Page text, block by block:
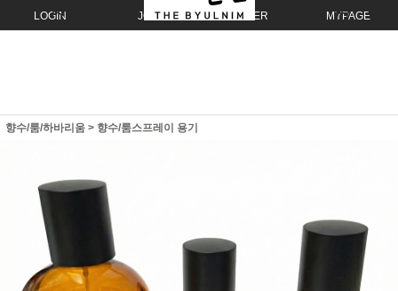
LOGIN JOIN ORDER MYPAGE
향수/룸/하바리움 > 향수/룸스프레이 용기